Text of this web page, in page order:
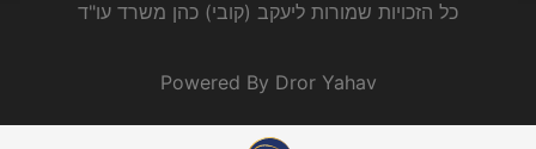
כל הזכויות שמורות ליעקב (קובי) כהן משרד עו"ד
Powered By Dror Yahav